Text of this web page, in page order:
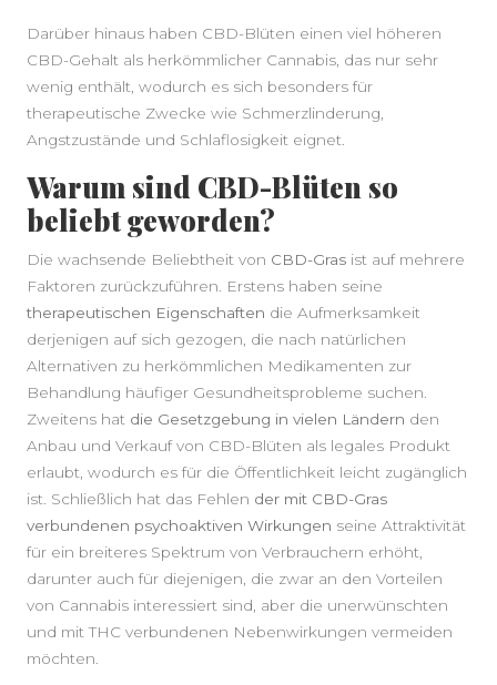
Darüber hinaus haben CBD-Blüten einen viel höheren
CBD-Gehalt als herkömmlicher Cannabis, das nur sehr
wenig enthält, wodurch es sich besonders für
therapeutische Zwecke wie Schmerzlinderung,
Angstzustände und Schlaflosigkeit eignet.
Warum sind CBD-Blüten so
beliebt geworden?
Die wachsende Beliebtheit von CBD-Gras ist auf mehrere
Faktoren zurückzuführen. Erstens haben seine
therapeutischen Eigenschaften die Aufmerksamkeit
derjenigen auf sich gezogen, die nach natürlichen
Alternativen zu herkömmlichen Medikamenten zur
Behandlung häufiger Gesundheitsprobleme suchen.
Zweitens hat die Gesetzgebung in vielen Ländern den
Anbau und Verkauf von CBD-Blüten als legales Produkt
erlaubt, wodurch es für die Öffentlichkeit leicht zugänglich
ist. Schließlich hat das Fehlen der mit CBD-Gras
verbundenen psychoaktiven Wirkungen seine Attraktivität
für ein breiteres Spektrum von Verbrauchern erhöht,
darunter auch für diejenigen, die zwar an den Vorteilen
von Cannabis interessiert sind, aber die unerwünschten
und mit THC verbundenen Nebenwirkungen vermeiden
möchten.